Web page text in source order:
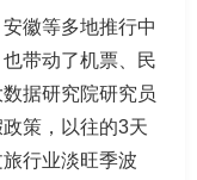
徽等多地推行中
带动了机票、民
据研究院研究员
策，以往的3天
行业淡旺季波